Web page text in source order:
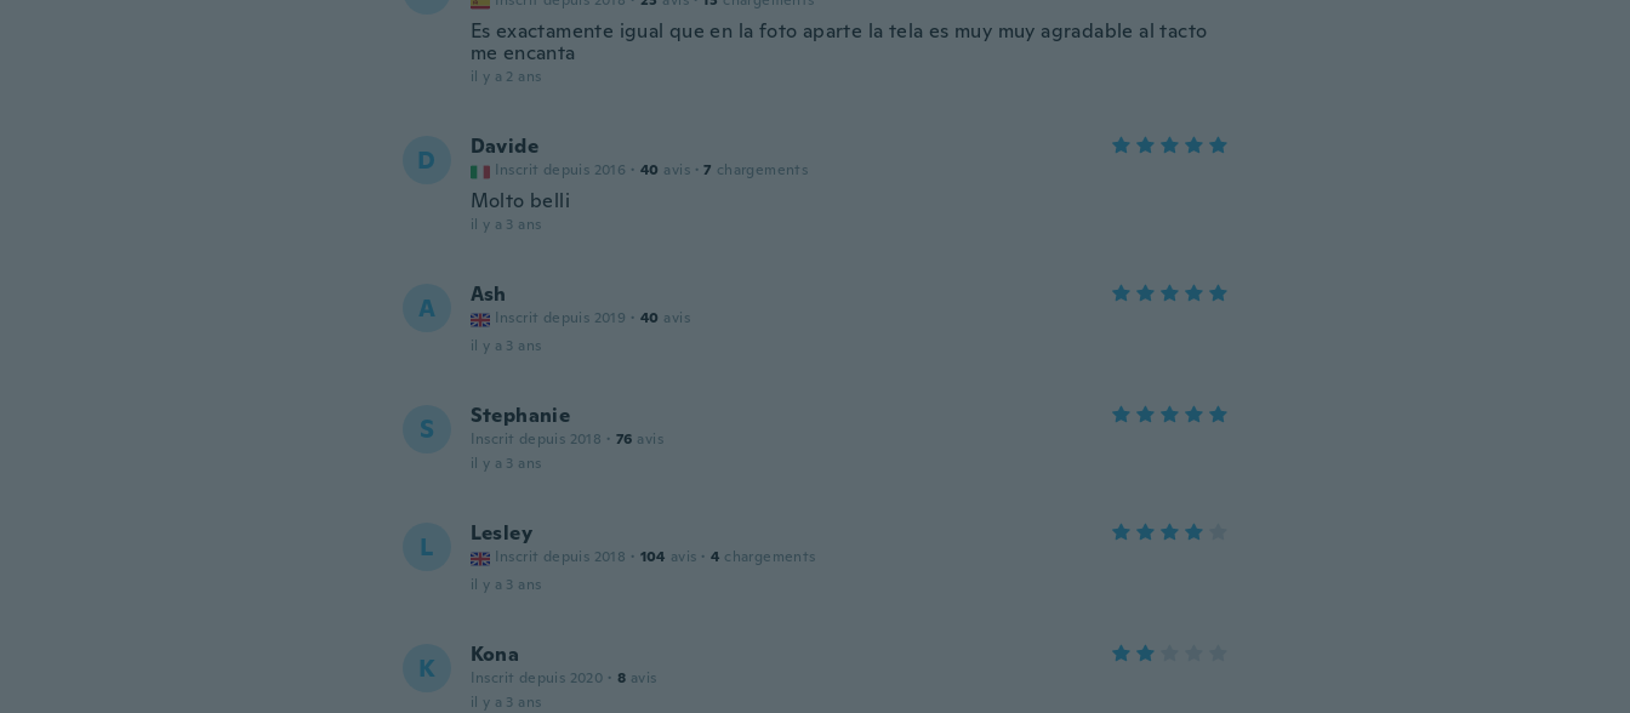
Es exactamente igual que en la foto aparte la tela es muy muy agradable al tacto
me encanta
il y a 2 ans
D Davide
Inscrit depuis 2016 · 40 avis · 7 chargements
Molto belli
il y a 3 ans
A Ash
Inscrit depuis 2019 · 40 avis
il y a 3 ans
S Stephanie
Inscrit depuis 2018 · 76 avis
il y a 3 ans
L Lesley
Inscrit depuis 2018 · 104 avis · 4 chargements
il y a 3 ans
K Kona
Inscrit depuis 2020 · 8 avis
il y a 3 ans